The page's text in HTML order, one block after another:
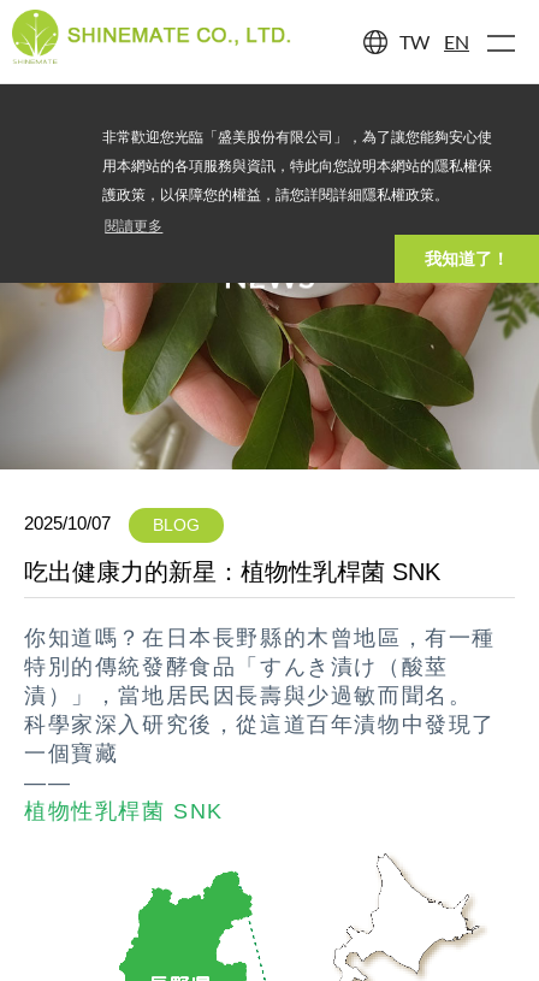
非常歡迎您光臨「盛美股份有限公司」，為了讓您能夠安心使
用本網站的各項服務與資訊，特此向您說明本網站的隱私權保
護政策，以保障您的權益，請您詳閱詳細隱私權政策。
閱讀更多
我知道了！
TW EN
NEWS
2025/10/07 BLOG
吃出健康力的新星：植物性乳桿菌 SNK
你知道嗎？在日本長野縣的木曾地區，有一種
特別的傳統發酵食品「すんき漬け（酸莖
漬）」，當地居民因長壽與少過敏而聞名。
科學家深入研究後，從這道百年漬物中發現了
一個寶藏
——
植物性乳桿菌 SNK